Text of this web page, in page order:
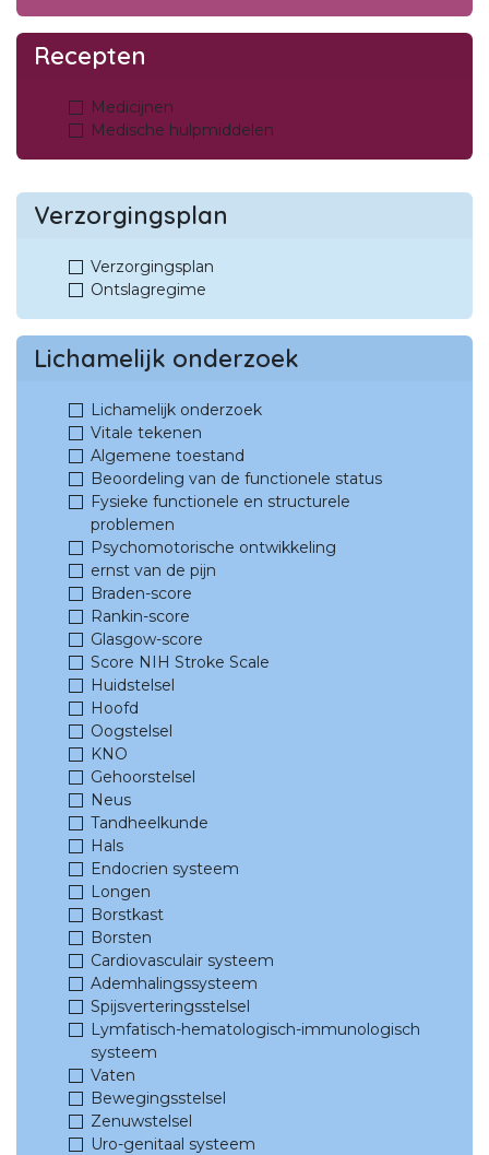
Recepten
Medicijnen
Medische hulpmiddelen
Verzorgingsplan
Verzorgingsplan
Ontslagregime
Lichamelijk onderzoek
Lichamelijk onderzoek
Vitale tekenen
Algemene toestand
Beoordeling van de functionele status
Fysieke functionele en structurele
problemen
Psychomotorische ontwikkeling
ernst van de pijn
Braden-score
Rankin-score
Glasgow-score
Score NIH Stroke Scale
Huidstelsel
Hoofd
Oogstelsel
KNO
Gehoorstelsel
Neus
Tandheelkunde
Hals
Endocrien systeem
Longen
Borstkast
Borsten
Cardiovasculair systeem
Ademhalingssysteem
Spijsverteringsstelsel
Lymfatisch-hematologisch-immunologisch
systeem
Vaten
Bewegingsstelsel
Zenuwstelsel
Uro-genitaal systeem